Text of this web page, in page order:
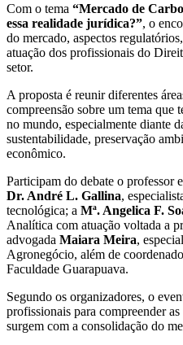
Com o tema “Mercado de
essa realidade jurídica?”, o
do mercado, aspectos
atuação dos profissionais do
setor.
A proposta é reunir diferentes
compreensão sobre um tema que
no mundo, especialmente diante
sustentabilidade, preservação
econômico.
Participam do debate o
Dr. André L. Gallina,
tecnológica; a Mª. Angelica F.
Analítica com atuação voltada a
advogada Maiara Meira,
Agronegócio, além de
Faculdade Guarapuava.
Segundo os organizadores, o
profissionais para compreender
surgem com a consolidação do